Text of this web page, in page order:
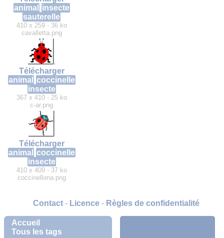
Accueil
Tous les tags
animal
insecte
sauterelle
410 x 259 - 36 ko
cavalletta.png
Télécharger
animal coccinelle
insecte
367 x 410 - 25 ko
c-ar.png
Télécharger
animal coccinelle
insecte
410 x 409 - 37 ko
coccinellona.png
Contact- Licence- Règles de confidentialité